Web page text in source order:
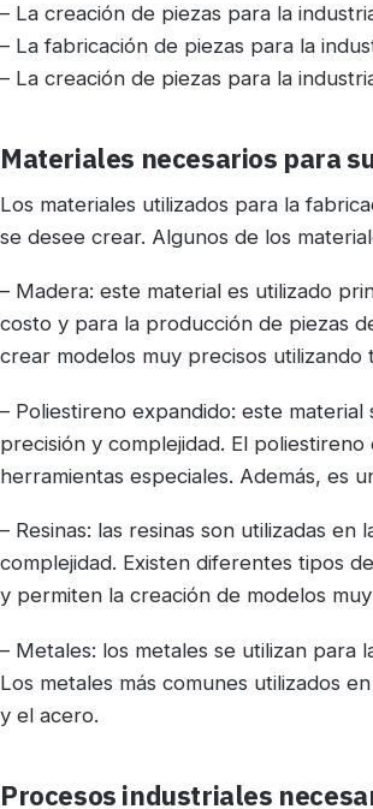
– La creación de piezas para la
– La fabricación de piezas para la
– La creación de piezas para la
Materiales necesarios para
Los materiales utilizados para la
se desee crear. Algunos de los
– Madera: este material es utilizado
costo y para la producción de piezas
crear modelos muy precisos utilizando
– Poliestireno expandido: este
precisión y complejidad. El
herramientas especiales. Además, es
– Resinas: las resinas son utilizadas
complejidad. Existen diferentes tipos
y permiten la creación de modelos
– Metales: los metales se utilizan para
Los metales más comunes utilizados
y el acero.
Procesos industriales